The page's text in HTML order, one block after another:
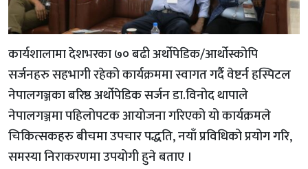
कार्यशालामा देशभरका ७० बढी अर्थोपेडिक/आर्थोस्कोपि
सर्जनहरु सहभागी रहेको कार्यक्रममा स्वागत गर्दै वेष्टर्न हस्पिटल
नेपालगञ्जका बरिष्ठ अर्थोपेडिक सर्जन डा.विनोद थापाले
नेपालगञ्जमा पहिलोपटक आयोजना गरिएको यो कार्यक्रमले
चिकित्सकहरु बीचमा उपचार पद्धति, नयाँ प्रविधिको प्रयोग गरि,
समस्या निराकरणमा उपयोगी हुने बताए ।